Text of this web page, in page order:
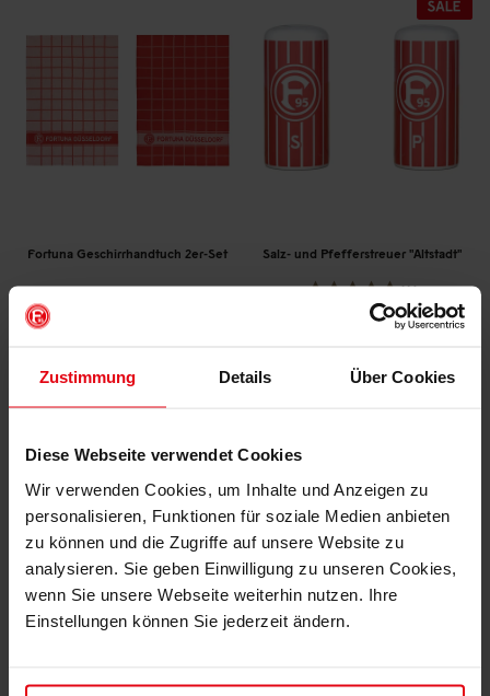
Zustimmung Details Über Cookies
Diese Webseite verwendet Cookies
Wir verwenden Cookies, um Inhalte und Anzeigen zu
personalisieren, Funktionen für soziale Medien anbieten
zu können und die Zugriffe auf unsere Website zu
analysieren. Sie geben Einwilligung zu unseren Cookies,
wenn Sie unsere Webseite weiterhin nutzen. Ihre
Einstellungen können Sie jederzeit ändern.
Fortuna Geschirrhandtuch 2er-Set Salz- und Pfefferstreuer "Altstadt"
(4)
€ 6,95
Besteckset "Altstadt" Fortuna Thekenauflage "Logo"